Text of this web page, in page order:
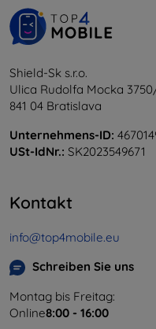
Shield-Sk s.r.o.
Ulica Rudolfa Mocka
841 04 Bratislava
Unternehmens-ID:
USt-IdNr.: SK2023549671
Kontakt
info@top4mobile.eu
Schreiben Sie uns
Montag bis Freitag:
Online8:00 - 16:00